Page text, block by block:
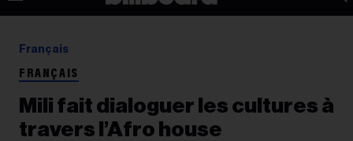
Français
FRANÇAIS
Mili fait dialoguer les cultures à
travers l’Afro house